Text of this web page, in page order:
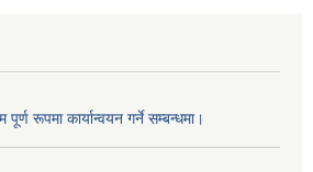
रूपमा कार्यान्वयन गर्ने सम्बन्धमा।